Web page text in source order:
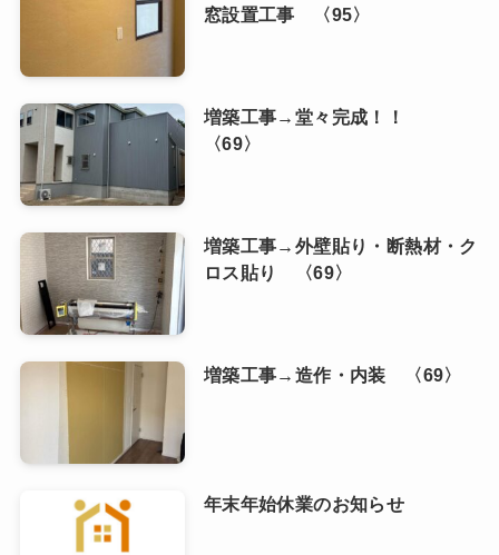
窓設置工事 〈95〉
増築工事→堂々完成！！
〈69〉
増築工事→外壁貼り・断熱材・ク
ロス貼り 〈69〉
増築工事→造作・内装 〈69〉
年末年始休業のお知らせ